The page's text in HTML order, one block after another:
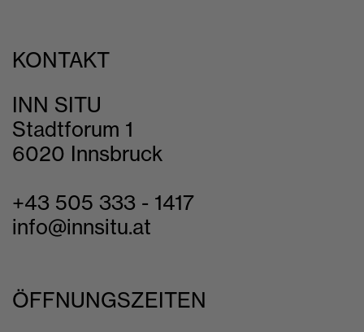
KONTAKT
INN SITU
Stadtforum 1
6020 Innsbruck
+43 505 333 - 1417
info@innsitu.at
ÖFFNUNGSZEITEN